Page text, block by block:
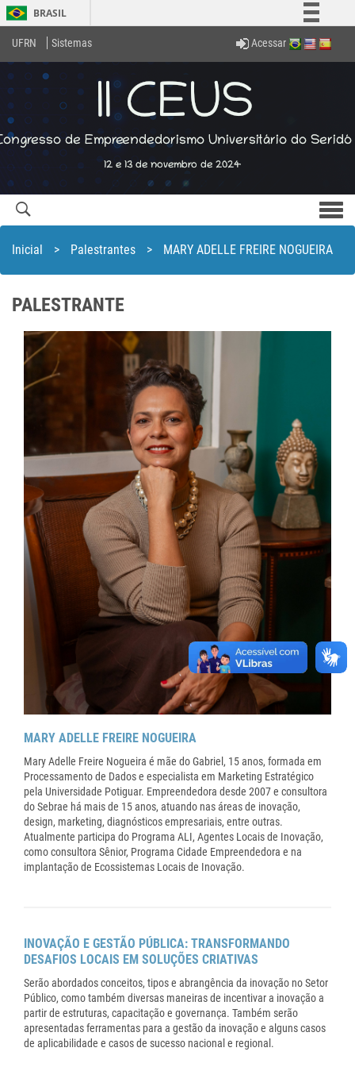
BRASIL
Simplifique!
Comunica BR
Participe
Acesso à informação
Legislação
Canais
UFRN Sistemas Acessar
Inicial > Palestrantes > MARY ADELLE FREIRE NOGUEIRA
PALESTRANTE
MARY ADELLE FREIRE NOGUEIRA
Mary Adelle Freire Nogueira é mãe do Gabriel, 15 anos, formada em
Processamento de Dados e especialista em Marketing Estratégico
pela Universidade Potiguar. Empreendedora desde 2007 e consultora
do Sebrae há mais de 15 anos, atuando nas áreas de inovação,
design, marketing, diagnósticos empresariais, entre outras.
Atualmente participa do Programa ALI, Agentes Locais de Inovação,
como consultora Sênior, Programa Cidade Empreendedora e na
implantação de Ecossistemas Locais de Inovação.
INOVAÇÃO E GESTÃO PÚBLICA: TRANSFORMANDO
DESAFIOS LOCAIS EM SOLUÇÕES CRIATIVAS
Serão abordados conceitos, tipos e abrangência da inovação no Setor
Público, como também diversas maneiras de incentivar a inovação a
partir de estruturas, capacitação e governança. Também serão
apresentadas ferramentas para a gestão da inovação e alguns casos
de aplicabilidade e casos de sucesso nacional e regional.